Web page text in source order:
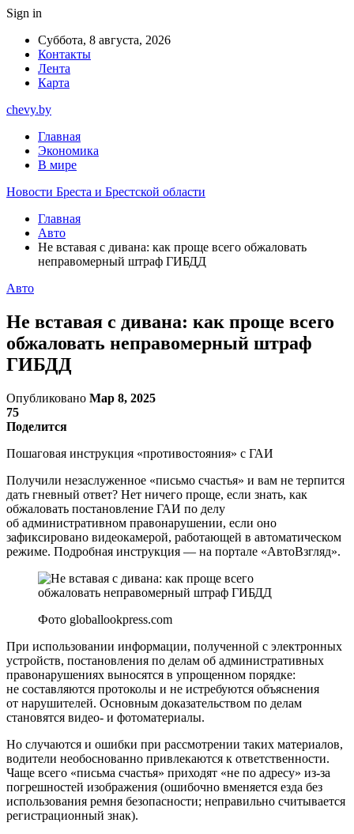
Sign in
Суббота, 8 августа, 2026
Контакты
Лента
Карта
chevy.by
Главная
Экономика
В мире
Новости Бреста и Брестской области
Главная
Авто
Не вставая с дивана: как проще всего обжаловать
неправомерный штраф ГИБДД
Авто
Не вставая с дивана: как проще всего
обжаловать неправомерный штраф
ГИБДД
Опубликовано Мар 8, 2025
75
Поделится
Пошаговая инструкция «противостояния» с ГАИ
Получили незаслуженное «письмо счастья» и вам не терпится
дать гневный ответ? Нет ничего проще, если знать, как
обжаловать постановление ГАИ по делу
об административном правонарушении, если оно
зафиксировано видеокамерой, работающей в автоматическом
режиме. Подробная инструкция — на портале «АвтоВзгляд».
Фото globallookpress.com
При использовании информации, полученной с электронных
устройств, постановления по делам об административных
правонарушениях выносятся в упрощенном порядке:
не составляются протоколы и не истребуются объяснения
от нарушителей. Основным доказательством по делам
становятся видео- и фотоматериалы.
Но случаются и ошибки при рассмотрении таких материалов,
водители необоснованно привлекаются к ответственности.
Чаще всего «письма счастья» приходят «не по адресу» из-за
погрешностей изображения (ошибочно вменяется езда без
использования ремня безопасности; неправильно считывается
регистрационный знак).